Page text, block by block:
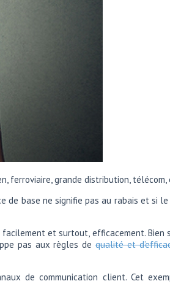
ferroviaire, grande distribution, télécom,
de base ne signifie pas au rabais et si
et surtout, efficacement. Bien
pas aux règles dequalité et
de communication client. Cet